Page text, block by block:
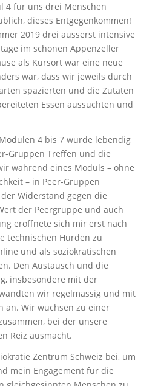
4 für uns drei Menschen
dieses Entgegenkommen!
2019 drei äusserst intensive
im schönen Appenzeller
als Kursort war eine neue
war, dass wir jeweils durch
spazierten und die Zutaten
Essen aussuchten und
4 bis 7 wurde lebendig
Gruppen Treffen und die
während eines Moduls – ohne
– in Peer-Gruppen
Widerstand gegen die
der Peergruppe und auch
eröffnete sich mir erst nach
technischen Hürden zu
und als soziokratischen
Den Austausch und die
insbesondere mit der
wir regelmässig und mit
an. Wir wuchsen zu einer
bei der unsere
Reiz ausmacht.
Zentrum Schweiz bei, um
mein Engagement für die